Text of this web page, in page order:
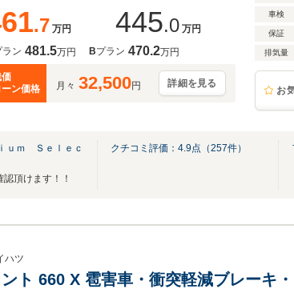
.7 万円 445.0 万円
ラン 481.5万円 Bプラン 470.2万円
ーン価格
月々 32,500円 詳細を見る
車検
保証
排気量
お
ｕｍ Ｓｅｌｅｃ
頂けます！！
クチコミ評価： 4.9点（257件）
ハツ
ント 660 X 雹害車・衝突軽減ブレーキ